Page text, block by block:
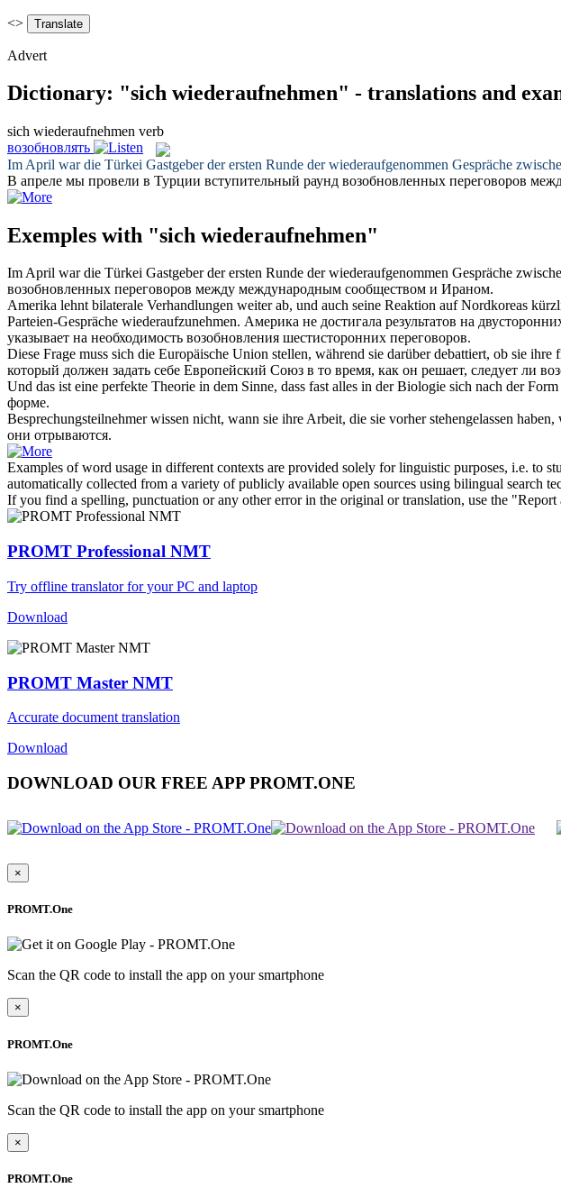
<>
Advert
Dictionary: "sich wiederaufnehmen" - translations and
sich wiederaufnehmen verb
возобновлять
Im April war die Türkei Gastgeber der ersten Runde derwiederaufgenommen Gespräche
В апреле мы провели в Турции вступительный раунд возобновленных переговоров
Exemples with "sich wiederaufnehmen"
Im April war die Türkei Gastgeber der ersten Runde derwiederaufgenommen Gespräche
возобновленных переговоров между международным сообществом и Ираном.
Amerika lehnt bilaterale Verhandlungen weiter ab, und auch seine Reaktion auf Nordkoreas
Parteien-Gespräche wiederaufzunehmen. Америка не достигала результатов на
указывает на необходимость возобновления шестисторонних переговоров.
Diese Frage muss sich die Europäische Union stellen, während sie darüber debattiert, ob sie
который должен задать себе Европейский Союз в то время, как он решает, следует ли
Und das ist eine perfekte Theorie in dem Sinne, dass fast alles in der Biologie sich nach der
форме.
Besprechungsteilnehmer wissen nicht, wann sie ihre Arbeit, die sie vorher stehengelassen haben,
они отрываются.
Examples of word usage in different contexts are provided solely for linguistic purposes, i.e. to
automatically collected from a variety of publicly available open sources using bilingual search
If you find a spelling, punctuation or any other error in the original or translation, use the
PROMT Professional NMT
Try offline translator for your PC and laptop
Download
PROMT Master NMT
Accurate document translation
Download
DOWNLOAD OUR FREE APP PROMT.ONE
×
PROMT.One
Scan the QR code to install the app on your smartphone
×
PROMT.One
Scan the QR code to install the app on your smartphone
×
PROMT.One